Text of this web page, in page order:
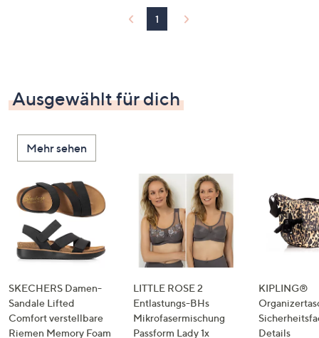
1
Ausgewählt für dich
Mehr sehen
SKECHERS Damen-
Sandale Lifted
Comfort verstellbare
Riemen Memory Foam
LITTLE ROSE 2
Entlastungs-BHs
Mikrofasermischung
Passform Lady 1x
KIPLING®
Details